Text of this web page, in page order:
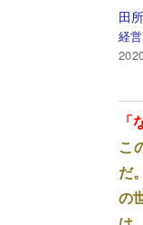
田
経
こ
だ
の